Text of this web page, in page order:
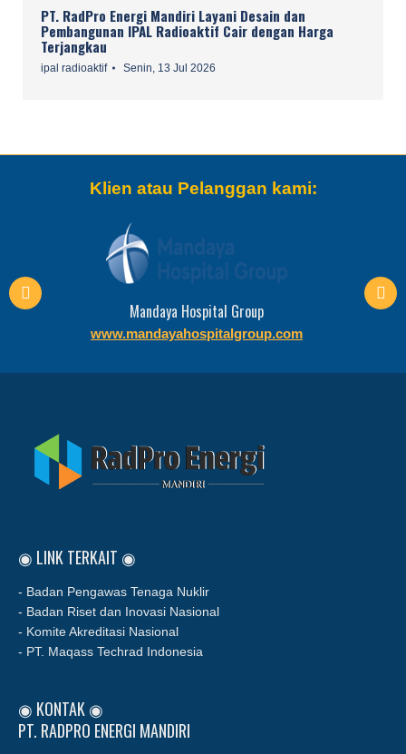
PT. RadPro Energi Mandiri Layani Desain dan
Pembangunan IPAL Radioaktif Cair dengan Harga
Terjangkau
ipal radioaktif Senin, 13 Jul 2026
Klien atau Pelanggan kami:
PT. VAMED Engineering
www.vamedwwh.com
◉ LINK TERKAIT ◉
- Badan Pengawas Tenaga Nuklir
- Badan Riset dan Inovasi Nasional
- Komite Akreditasi Nasional
- PT. Maqass Techrad Indonesia
◉ KONTAK ◉
PT. RADPRO ENERGI MANDIRI